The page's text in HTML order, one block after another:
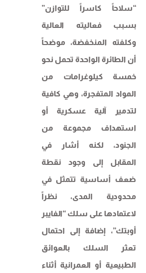
“سلاحاً كاسراً للتوازن”
بسبب فعاليته العالية
وكلفته المنخفضة، موضحاً
أن الطائرة الواحدة تحمل نحو
خمسة كيلوغرامات من
المواد المتفجرة، وهي كافية
لتدمير آلية عسكرية أو
استهداف مجموعة من
الجنود، لكنه أشار في
المقابل إلى وجود نقطة
ضعف أساسية تتمثل في
محدودية المدى، نظراً
لاعتمادها على سلك “الفايبر
أوبتك”، إضافة إلى احتمال
تعثر السلك بالعوائق
الطبيعية أو العمرانية أثناء